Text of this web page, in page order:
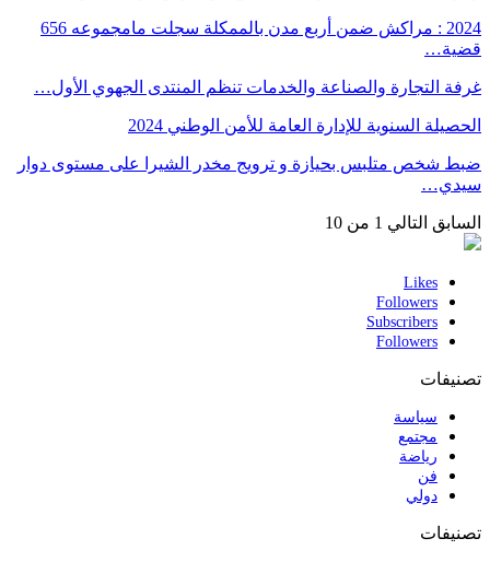
2024 : مراكش ضمن أربع مدن بالممكلة سجلت مامجموعه 656
قضية…
غرفة التجارة والصناعة والخدمات تنظم المنتدى الجهوي الأول…
الحصيلة السنوية للإدارة العامة للأمن الوطني 2024
ضبط شخص متلبس بحيازة و ترويج مخدر الشيرا على مستوى دوار
سيدي…
السابق التالي 1 من 10
Likes
Followers
Subscribers
Followers
تصنيفات
سياسة
مجتمع
رياضة
فن
دولي
تصنيفات